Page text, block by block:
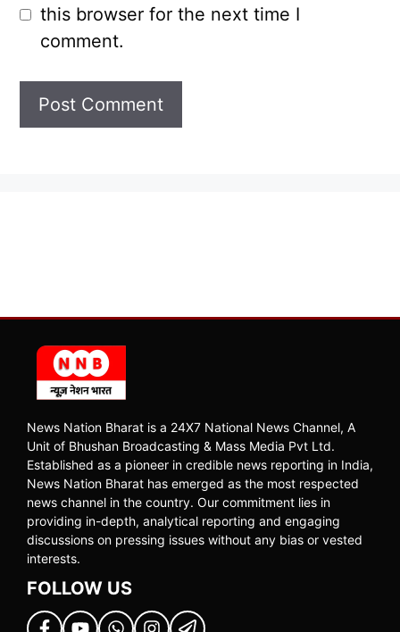
this browser for the next time I
comment.
News Nation Bharat is a 24X7 National News Channel, A
Unit of Bhushan Broadcasting & Mass Media Pvt Ltd.
Established as a pioneer in credible news reporting in India,
News Nation Bharat has emerged as the most respected
news channel in the country. Our commitment lies in
providing in-depth, analytical reporting and engaging
discussions on pressing issues without any bias or vested
interests.
FOLLOW US